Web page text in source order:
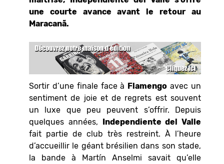
une courte avance avant le retour au
Maracanã.
Sortir d’une finale face à Flamengo avec un
sentiment de joie et de regrets est souvent
un luxe que peu peuvent s’offrir. Depuis
quelques années, Independiente del Valle
fait partie de club très restreint. À l’heure
d’accueillir le géant brésilien dans son stade,
la bande à Martín Anselmi savait qu’elle